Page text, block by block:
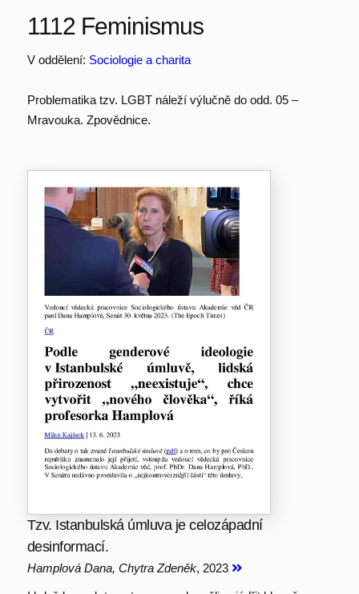
1112 Feminismus
V oddělení: Sociologie a charita
Problematika tzv. LGBT náleží výlučně do odd. 05 –
Mravouka. Zpovědnice.
Tzv. Istanbulská úmluva je celozápadní
desinformací.
Hamplová Dana, Chytra Zdeněk, 2023